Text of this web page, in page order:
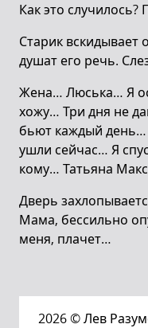
Как это
Старик
душат его речь.
Жена… Люська… Я
хожу… Три дня не
бьют каждый
ушли сейчас… Я
кому… Татьяна
Дверь
Мама, бессильно
меня, плачет…
2026© Лев